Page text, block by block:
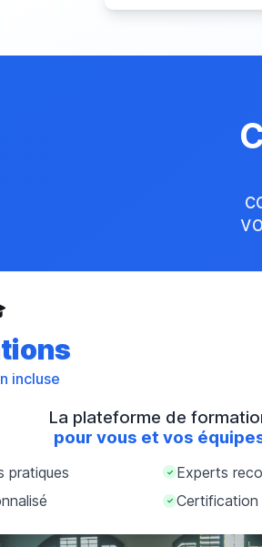
incluse
La plateforme de
pour vous et vos
pratiques ✓ Experts
✓ Certification